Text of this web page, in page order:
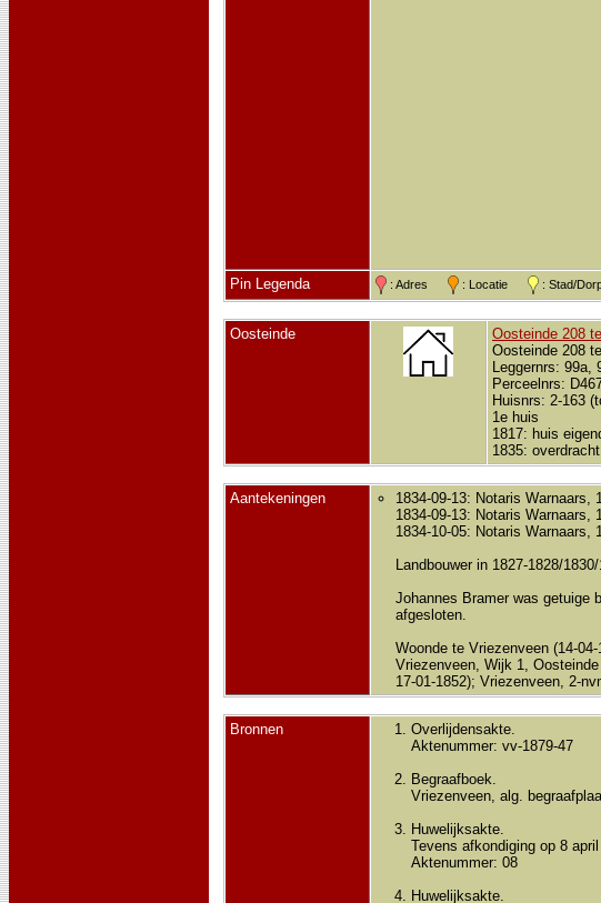
Pin Legenda : Adres : Locatie : Stad/
Oosteinde
Oosteinde 208
Oosteinde 208
Leggernrs: 99a,
Perceelnrs:
Huisnrs: 2-163
1e huis
1817: huis
1835:
Aantekeningen
1834-09-13: Notaris Warnaars,
1834-09-13: Notaris Warnaars,
1834-10-05: Notaris Warnaars,
Landbouwer in 1827-1828/
Johannes Bramer was getuige
afgesloten.
Woonde te Vriezenveen (14-
Vriezenveen, Wijk 1,
17-01-1852); Vriezenveen, 2-
Bronnen
Overlijdensakte.
Aktenummer: vv-1879-47
Begraafboek.
Vriezenveen, alg.
Huwelijksakte.
Tevens afkondiging op 8
Aktenummer: 08
Huwelijksakte.